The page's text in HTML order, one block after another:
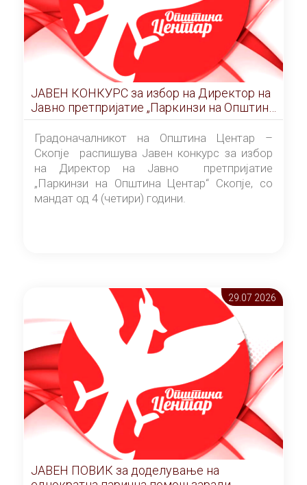
ЈАВЕН КОНКУРС за избор на Директор на
Јавно претпријатие „Паркинзи на Општина
Центар“ – Скопје
Градоначалникот на Општина Центар –
Скопје распишува Јавен конкурс за избор
на Директор на Јавно претпријатие
„Паркинзи на Општина Центар“ Скопје, со
мандат од 4 (четири) години.
29.07 2026
ЈАВЕН ПОВИК за доделување на